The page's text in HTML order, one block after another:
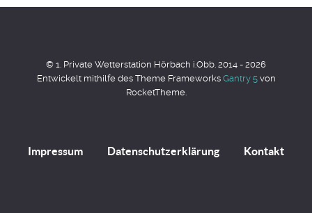
© 1. Private Wetterstation Hörbach i.Obb. 2014 - 2026
Entwickelt mithilfe des Theme Frameworks Gantry 5von
RocketTheme.
Impressum Datenschutzerklärung Kontakt